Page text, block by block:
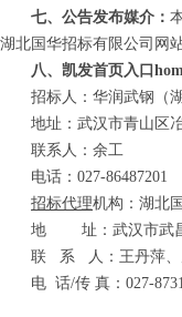
七、公告发布媒介：
湖北国华招标有限公司网
八、凯发首页入口
招标人：华润武钢（
地址：武汉市青山区
联系人：余工
电话：027-86487201
招标代理机构：湖北
地 址： 武汉市武
联 系 人： 王丹萍
电 话/传 真： 027-87